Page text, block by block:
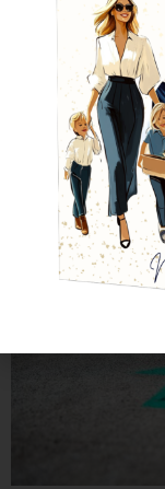
wir plötzlich
entfernt haben.
ich? Was weiss
Leben, das ich